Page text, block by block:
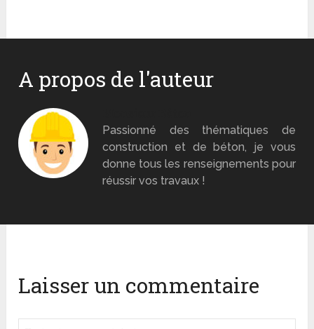
A propos de l'auteur
Passionné des thématiques de
construction et de béton, je vous
donne tous les renseignements pour
réussir vos travaux !
Laisser un commentaire